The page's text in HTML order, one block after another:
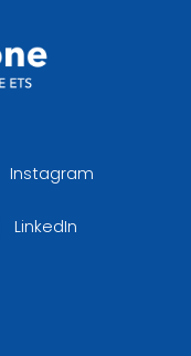
Instagram
LinkedIn